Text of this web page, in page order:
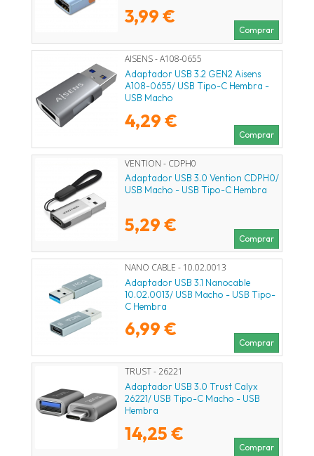
3,99 €
Comprar
AISENS - A108-0655
Adaptador USB 3.2 GEN2 Aisens
A108-0655/ USB Tipo-C Hembra -
USB Macho
4,29 €
Comprar
VENTION - CDPH0
Adaptador USB 3.0 Vention CDPH0/
USB Macho - USB Tipo-C Hembra
5,29 €
Comprar
NANO CABLE - 10.02.0013
Adaptador USB 3.1 Nanocable
10.02.0013/ USB Macho - USB Tipo-
C Hembra
6,99 €
Comprar
TRUST - 26221
Adaptador USB 3.0 Trust Calyx
26221/ USB Tipo-C Macho - USB
Hembra
14,25 €
Comprar